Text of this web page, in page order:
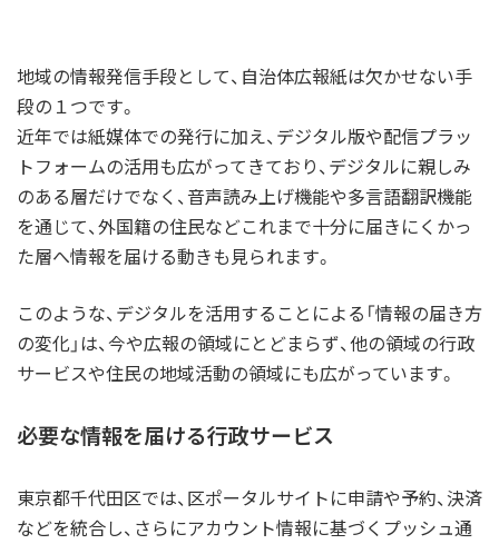
地域の情報発信手段として、自治体広報紙は欠かせない手
段の１つです。
近年では紙媒体での発行に加え、デジタル版や配信プラッ
トフォームの活用も広がってきており、デジタルに親しみ
のある層だけでなく、音声読み上げ機能や多言語翻訳機能
を通じて、外国籍の住民などこれまで十分に届きにくかっ
た層へ情報を届ける動きも見られます。
このような、デジタルを活用することによる「情報の届き方
の変化」は、今や広報の領域にとどまらず、他の領域の行政
サービスや住民の地域活動の領域にも広がっています。
必要な情報を届ける行政サービス
東京都千代田区では、区ポータルサイトに申請や予約、決済
などを統合し、さらにアカウント情報に基づくプッシュ通